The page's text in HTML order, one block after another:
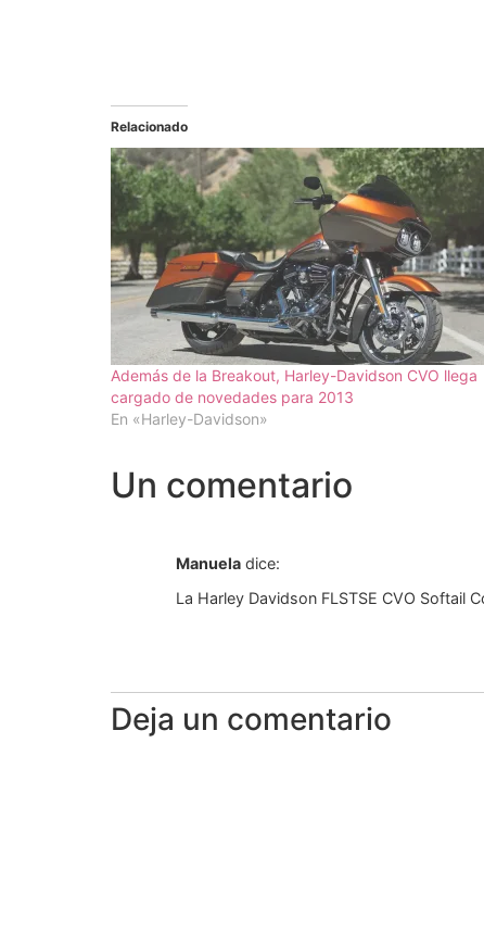
Relacionado
Además de la Breakout, Harley-Davidson CVO llega
cargado de novedades para 2013
En «Harley-Davidson»
Un comentario
Manuela dice:
La Harley Davidson FLSTSE CVO
Deja un comentario